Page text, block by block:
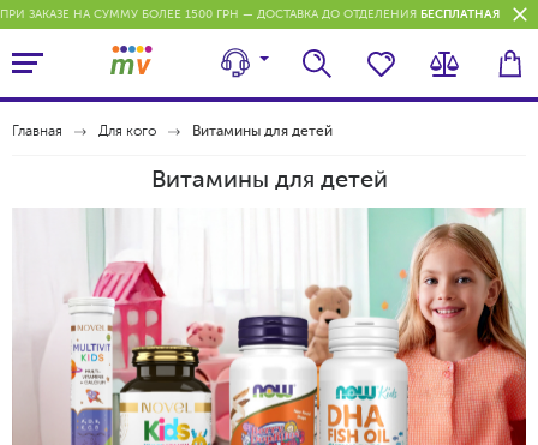
ПРИ ЗАКАЗЕ НА СУММУ БОЛЕЕ 1500 ГРН — ДОСТАВКА ДО ОТДЕЛЕНИЯ БЕСПЛАТНАЯ
Главная Для кого Витамины для детей
Витамины для детей